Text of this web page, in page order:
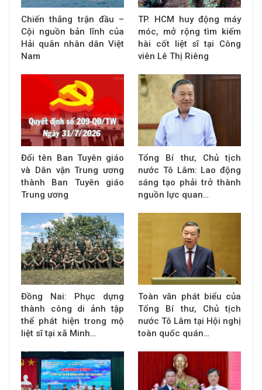
Chiến thắng trận đầu –
Cội nguồn bản lĩnh của
Hải quân nhân dân Việt
Nam
TP. HCM huy động máy
móc, mở rộng tìm kiếm
hài cốt liệt sĩ tại Công
viên Lê Thị Riêng
Đổi tên Ban Tuyên giáo
và Dân vận Trung ương
thành Ban Tuyên giáo
Trung ương
Tổng Bí thư, Chủ tịch
nước Tô Lâm: Lao động
sáng tạo phải trở thành
nguồn lực quan…
Đồng Nai: Phục dựng
thành công di ảnh tập
thể phát hiện trong mộ
liệt sĩ tại xã Minh…
Toàn văn phát biểu của
Tổng Bí thư, Chủ tịch
nước Tô Lâm tại Hội nghị
toàn quốc quán…